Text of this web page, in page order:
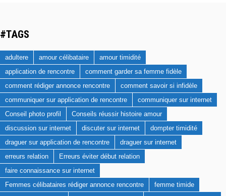
#TAGS
adultere amour célibataire
amour timidité
application de rencontre
comment garder sa femme fidèle
comment rédiger annonce rencontre
comment savoir si infidèle
communiquer sur application de rencontre
communiquer sur internet
Conseil photo profil
Conseils réussir histoire amour
discussion sur internet
discuter sur internet
dompter timidité
draguer sur application de rencontre
draguer sur internet
erreurs relation
Erreurs éviter début relation
faire connaissance sur internet
Femmes célibataires rédiger annonce rencontre
femme timide